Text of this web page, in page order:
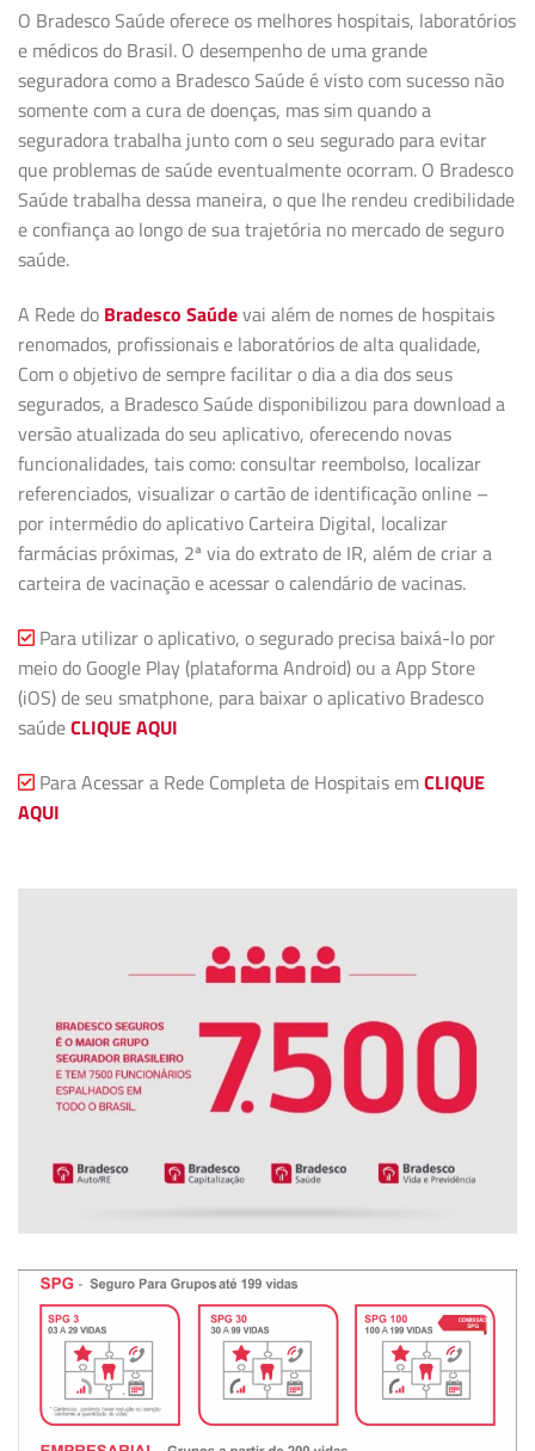
O Bradesco Saúde oferece os melhores hospitais, laboratórios
e médicos do Brasil. O desempenho de uma grande
seguradora como a Bradesco Saúde é visto com sucesso não
somente com a cura de doenças, mas sim quando a
seguradora trabalha junto com o seu segurado para evitar
que problemas de saúde eventualmente ocorram. O Bradesco
Saúde trabalha dessa maneira, o que lhe rendeu credibilidade
e confiança ao longo de sua trajetória no mercado de seguro
saúde.
A Rede do Bradesco Saúdevai além de nomes de hospitais
renomados, profissionais e laboratórios de alta qualidade,
Com o objetivo de sempre facilitar o dia a dia dos seus
segurados, a Bradesco Saúde disponibilizou para download a
versão atualizada do seu aplicativo, oferecendo novas
funcionalidades, tais como: consultar reembolso, localizar
referenciados, visualizar o cartão de identificação online –
por intermédio do aplicativo Carteira Digital, localizar
farmácias próximas, 2ª via do extrato de IR, além de criar a
carteira de vacinação e acessar o calendário de vacinas.
Para utilizar o aplicativo, o segurado precisa baixá-lo por
meio do Google Play (plataforma Android) ou a App Store
(iOS) de seu smatphone, para baixar o aplicativo Bradesco
saúdeCLIQUE AQUI
Para Acessar a Rede Completa de Hospitais emCLIQUE
AQUI